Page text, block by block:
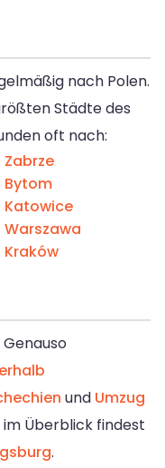
nach Polen.
Städte des
oft nach:
Bytom
Katowice
Kraków
und Umzug
im Überblick findest
.